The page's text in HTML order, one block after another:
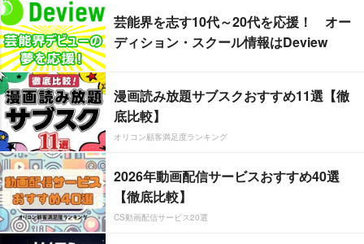
芸能界を志す10代～20代を応援！ オー
ディション・スクール情報はDeview
漫画読み放題サブスクおすすめ11選【徹
底比較】
オリコン顧客満足度ランキング
2026年動画配信サービスおすすめ40選
【徹底比較】
CS動画配信サービス20選